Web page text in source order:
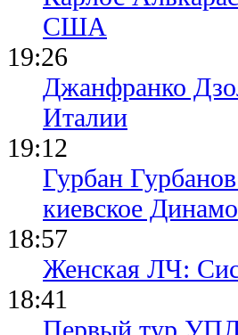
США
19:26
Джанфранко
Италии
19:12
Гурбан
киевское Динамо
18:57
Женская ЛЧ:
18:41
Первый тур УПЛ